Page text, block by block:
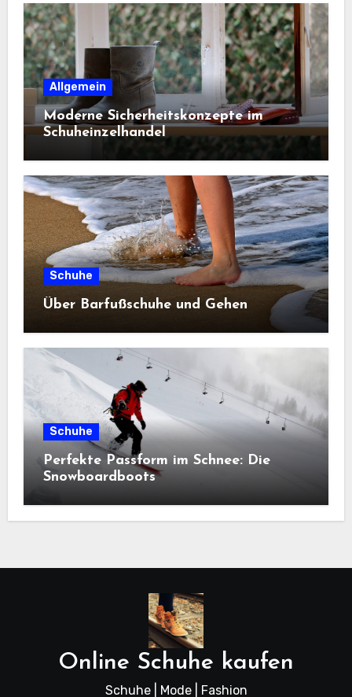
Allgemein
Moderne Sicherheitskonzepte im
Schuheinzelhandel
Schuhe
Über Barfußschuhe und Gehen
Schuhe
Perfekte Passform im Schnee: Die
Snowboardboots
Online Schuhe kaufen
Schuhe | Mode | Fashion